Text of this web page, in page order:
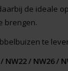
de ideale
brengen.
te
NW22 / NW26 /